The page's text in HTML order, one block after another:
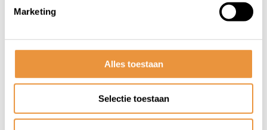
Marketing
Alles toestaan
Selectie toestaan